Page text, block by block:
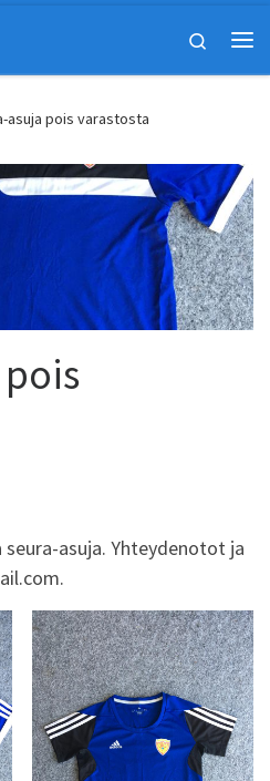
Search
asuja pois varastosta
asuja. Yhteydenotot ja